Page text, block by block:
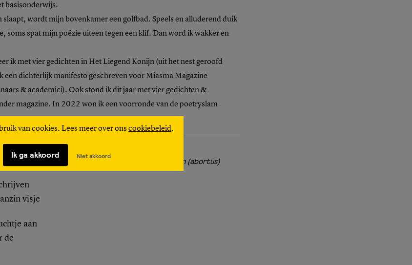
van cookies. Lees meer over ons cookiebeleid.
Ik ga akkoord Niet akkoord
basisonderwijs.
slaapt, wordt mijn bovenkamer een golfbad. Speels en alluderend duik
soms spat mijn poëzie uiteen tegen een klif. Dan word ik wakker en
ik met vier gedichten in Het Liegend Konijn (uit het nest geroofd
een dichterlijk manifesto geschreven voor Miasma Magazine
& academici). Ook stond ik dit jaar met vier gedichten &
magazine. In 2022 won ik een voorronde van de poetryslam
je zwemt, maar altijd tegen de richting in (abortus)
visje
aan
de